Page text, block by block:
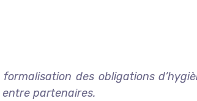
des obligations
partenaires.